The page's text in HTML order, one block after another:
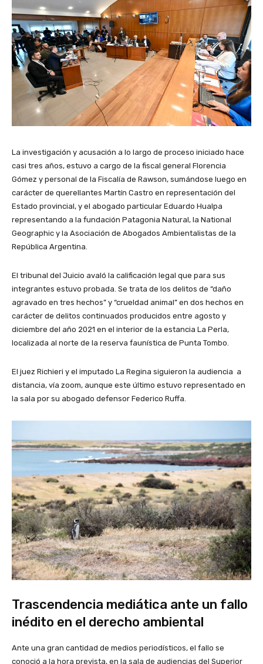
La investigación y acusación a lo largo de proceso iniciado hace
casi tres años, estuvo a cargo de la fiscal general Florencia
Gómez y personal de la Fiscalía de Rawson, sumándose luego en
carácter de querellantes Martín Castro en representación del
Estado provincial, y el abogado particular Eduardo Hualpa
representando a la fundación Patagonia Natural, la National
Geographic y la Asociación de Abogados Ambientalistas de la
República Argentina.
El tribunal del Juicio avaló la calificación legal que para sus
integrantes estuvo probada. Se trata de los delitos de “daño
agravado en tres hechos” y “crueldad animal” en dos hechos en
carácter de delitos continuados producidos entre agosto y
diciembre del año 2021 en el interior de la estancia La Perla,
localizada al norte de la reserva faunística de Punta Tombo.
El juez Richieri y el imputado La Regina siguieron la audiencia a
distancia, vía zoom, aunque este último estuvo representado en
la sala por su abogado defensor Federico Ruffa.
Trascendencia mediática ante un fallo
inédito en el derecho ambiental
Ante una gran cantidad de medios periodísticos, el fallo se
conoció a la hora prevista, en la sala de audiencias del Superior